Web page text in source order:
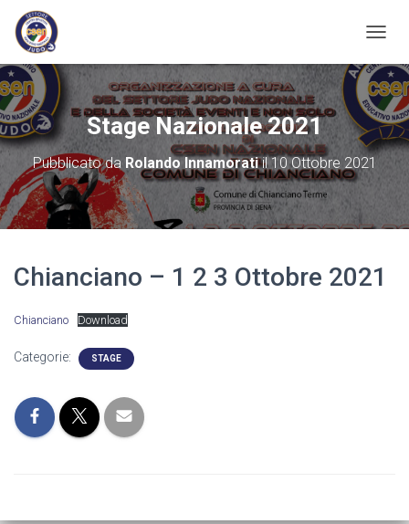
A
V
I
G
A
Z
G
G
Stage Nazionale 2021
Pubblicato da Rolando Innamoratiil10 Ottobre 2021
Chianciano – 1 2 3 Ottobre 2021
Chianciano Download
Categorie: STAGE